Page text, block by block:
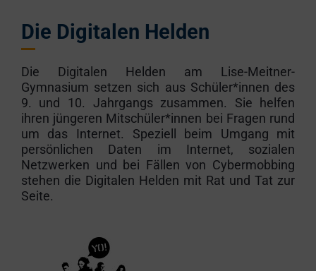
Die Digitalen Helden
Die Digitalen Helden am Lise-Meitner-
Gymnasium setzen sich aus Schüler*innen des
9. und 10. Jahrgangs zusammen. Sie helfen
ihren jüngeren Mitschüler*innen bei Fragen rund
um das Internet. Speziell beim Umgang mit
persönlichen Daten im Internet, sozialen
Netzwerken und bei Fällen von Cybermobbing
stehen die Digitalen Helden mit Rat und Tat zur
Seite.